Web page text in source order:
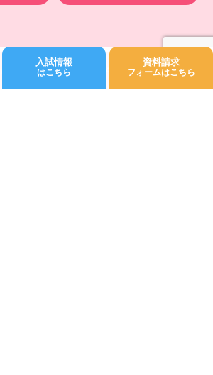
入試情報
はこちら
資料請求
フォームはこちら
Junior College 都築学園.All rights reserved.